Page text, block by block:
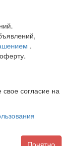
.
согласие на
Понятно